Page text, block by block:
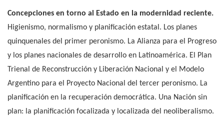
Concepciones en torno al Estado en la modernidad reciente.
Higienismo, normalismo y planificación estatal. Los planes
quinquenales del primer peronismo. La Alianza para el Progreso
y los planes nacionales de desarrollo en Latinoamérica. El Plan
Trienal de Reconstrucción y Liberación Nacional y el Modelo
Argentino para el Proyecto Nacional del tercer peronismo. La
planificación en la recuperación democrática. Una Nación sin
plan: la planificación focalizada y localizada del neoliberalismo.